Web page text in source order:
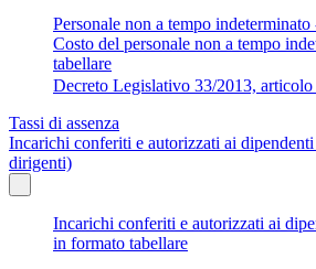
Personale non a tempo
Costo del personale non a tempo
tabellare
Decreto Legislativo 33/2013,
Tassi di assenza
Incarichi conferiti e autorizzati ai
dirigenti)
Incarichi conferiti e autorizzati ai
in formato tabellare